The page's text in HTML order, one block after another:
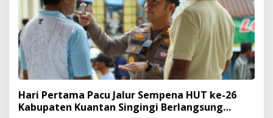
Hari Pertama Pacu Jalur Sempena HUT ke-26
Kabupaten Kuantan Singingi Berlangsung